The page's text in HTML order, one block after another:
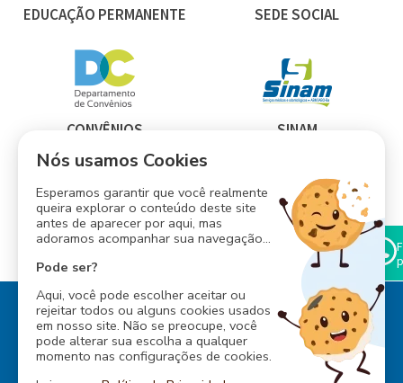
EDUCAÇÃO PERMANENTE SEDE SOCIAL
CONVÊNIOS SINAM
CONSÓRCIO ABM INESS
Rua Baependi, 162
Nós usamos Cookies
Esperamos garantir que você realmente
queira explorar o conteúdo deste site
antes de aparecer por aqui, mas
adoramos acompanhar sua navegação...
Pode ser?
Aqui, você pode escolher aceitar ou
rejeitar todos ou alguns cookies usados
em nosso site. Não se preocupe, você
pode alterar sua escolha a qualquer
momento nas configurações de cookies.